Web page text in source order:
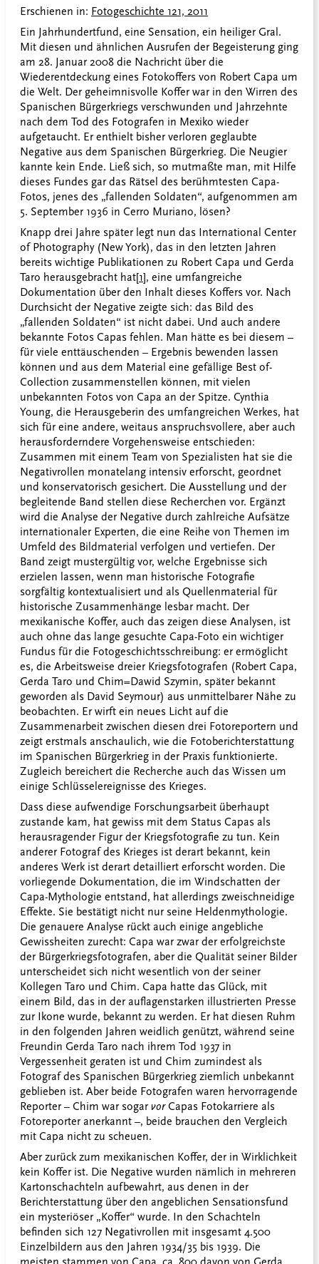
Erschienen in: Fotogeschichte 121, 2011
Ein Jahrhundertfund, eine Sensation, ein heiliger Gral.
Mit diesen und ähnlichen Ausrufen der Begeisterung ging
am 28. Januar 2008 die Nachricht über die
Wiederentdeckung eines Fotokoffers von Robert Capa um
die Welt. Der geheimnisvolle Koffer war in den Wirren des
Spanischen Bürgerkriegs verschwunden und Jahrzehnte
nach dem Tod des Fotografen in Mexiko wieder
aufgetaucht. Er enthielt bisher verloren geglaubte
Negative aus dem Spanischen Bürgerkrieg. Die Neugier
kannte kein Ende. Ließ sich, so mutmaßte man, mit Hilfe
dieses Fundes gar das Rätsel des berühmtesten Capa-
Fotos, jenes des „fallenden Soldaten“, aufgenommen am
5. September 1936 in Cerro Muriano, lösen?
Knapp drei Jahre später legt nun das International Center
of Photography (New York), das in den letzten Jahren
bereits wichtige Publikationen zu Robert Capa und Gerda
Taro herausgebracht hat[1], eine umfangreiche
Dokumentation über den Inhalt dieses Koffers vor. Nach
Durchsicht der Negative zeigte sich: das Bild des
„fallenden Soldaten“ ist nicht dabei. Und auch andere
bekannte Fotos Capas fehlen. Man hätte es bei diesem –
für viele enttäuschenden – Ergebnis bewenden lassen
können und aus dem Material eine gefällige Best of-
Collection zusammenstellen können, mit vielen
unbekannten Fotos von Capa an der Spitze. Cynthia
Young, die Herausgeberin des umfangreichen Werkes, hat
sich für eine andere, weitaus anspruchsvollere, aber auch
herausforderndere Vorgehensweise entschieden:
Zusammen mit einem Team von Spezialisten hat sie die
Negativrollen monatelang intensiv erforscht, geordnet
und konservatorisch gesichert. Die Ausstellung und der
begleitende Band stellen diese Recherchen vor. Ergänzt
wird die Analyse der Negative durch zahlreiche Aufsätze
internationaler Experten, die eine Reihe von Themen im
Umfeld des Bildmaterial verfolgen und vertiefen. Der
Band zeigt mustergültig vor, welche Ergebnisse sich
erzielen lassen, wenn man historische Fotografie
sorgfältig kontextualisiert und als Quellenmaterial für
historische Zusammenhänge lesbar macht. Der
mexikanische Koffer, auch das zeigen diese Analysen, ist
auch ohne das lange gesuchte Capa-Foto ein wichtiger
Fundus für die Fotogeschichtsschreibung: er ermöglicht
es, die Arbeitsweise dreier Kriegsfotografen (Robert Capa,
Gerda Taro und Chim=Dawid Szymin, später bekannt
geworden als David Seymour) aus unmittelbarer Nähe zu
beobachten. Er wirft ein neues Licht auf die
Zusammenarbeit zwischen diesen drei Fotoreportern und
zeigt erstmals anschaulich, wie die Fotoberichterstattung
im Spanischen Bürgerkrieg in der Praxis funktionierte.
Zugleich bereichert die Recherche auch das Wissen um
einige Schlüsselereignisse des Krieges.
Dass diese aufwendige Forschungsarbeit überhaupt
zustande kam, hat gewiss mit dem Status Capas als
herausragender Figur der Kriegsfotografie zu tun. Kein
anderer Fotograf des Krieges ist derart bekannt, kein
anderes Werk ist derart detailliert erforscht worden. Die
vorliegende Dokumentation, die im Windschatten der
Capa-Mythologie entstand, hat allerdings zweischneidige
Effekte. Sie bestätigt nicht nur seine Heldenmythologie.
Die genauere Analyse rückt auch einige angebliche
Gewissheiten zurecht: Capa war zwar der erfolgreichste
der Bürgerkriegsfotografen, aber die Qualität seiner Bilder
unterscheidet sich nicht wesentlich von der seiner
Kollegen Taro und Chim. Capa hatte das Glück, mit
einem Bild, das in der auflagenstarken illustrierten Presse
zur Ikone wurde, bekannt zu werden. Er hat diesen Ruhm
in den folgenden Jahren weidlich genützt, während seine
Freundin Gerda Taro nach ihrem Tod 1937 in
Vergessenheit geraten ist und Chim zumindest als
Fotograf des Spanischen Bürgerkrieg ziemlich unbekannt
geblieben ist. Aber beide Fotografen waren hervorragende
Reporter – Chim war sogar vorCapas Fotokarriere als
Fotoreporter anerkannt –, beide brauchen den Vergleich
mit Capa nicht zu scheuen.
Aber zurück zum mexikanischen Koffer, der in Wirklichkeit
kein Koffer ist. Die Negative wurden nämlich in mehreren
Kartonschachteln aufbewahrt, aus denen in der
Berichterstattung über den angeblichen Sensationsfund
ein mysteriöser „Koffer“ wurde. In den Schachteln
befinden sich 127 Negativrollen mit insgesamt 4.500
Einzelbildern aus den Jahren 1934/35 bis 1939. Die